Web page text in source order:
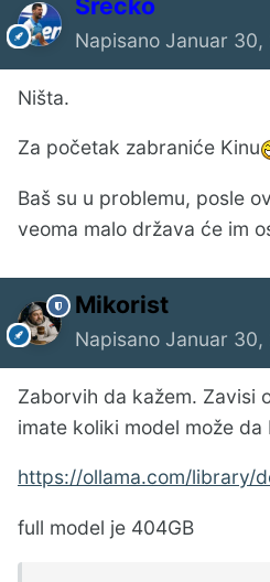
Napisano Januar 30,
Ništa.
Za početak zabraniće Kinu
Baš su u problemu, posle
veoma malo država će im
Mikorist
Napisano Januar 30,
Zaborvih da kažem. Zavisi
imate koliki model može da
https://ollama.com/library/
full model je 404GB